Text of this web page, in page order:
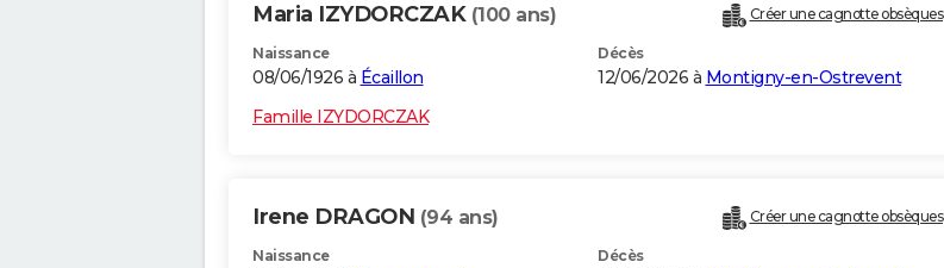
Maria IZYDORCZAK (100 ans) Créer une cagnotte obsèques
Naissance
08/06/1926 à Écaillon
Décès
12/06/2026 à Montigny-en-Ostrevent
Famille IZYDORCZAK
Irene DRAGON (94 ans) Créer une cagnotte obsèques
Naissance Décès